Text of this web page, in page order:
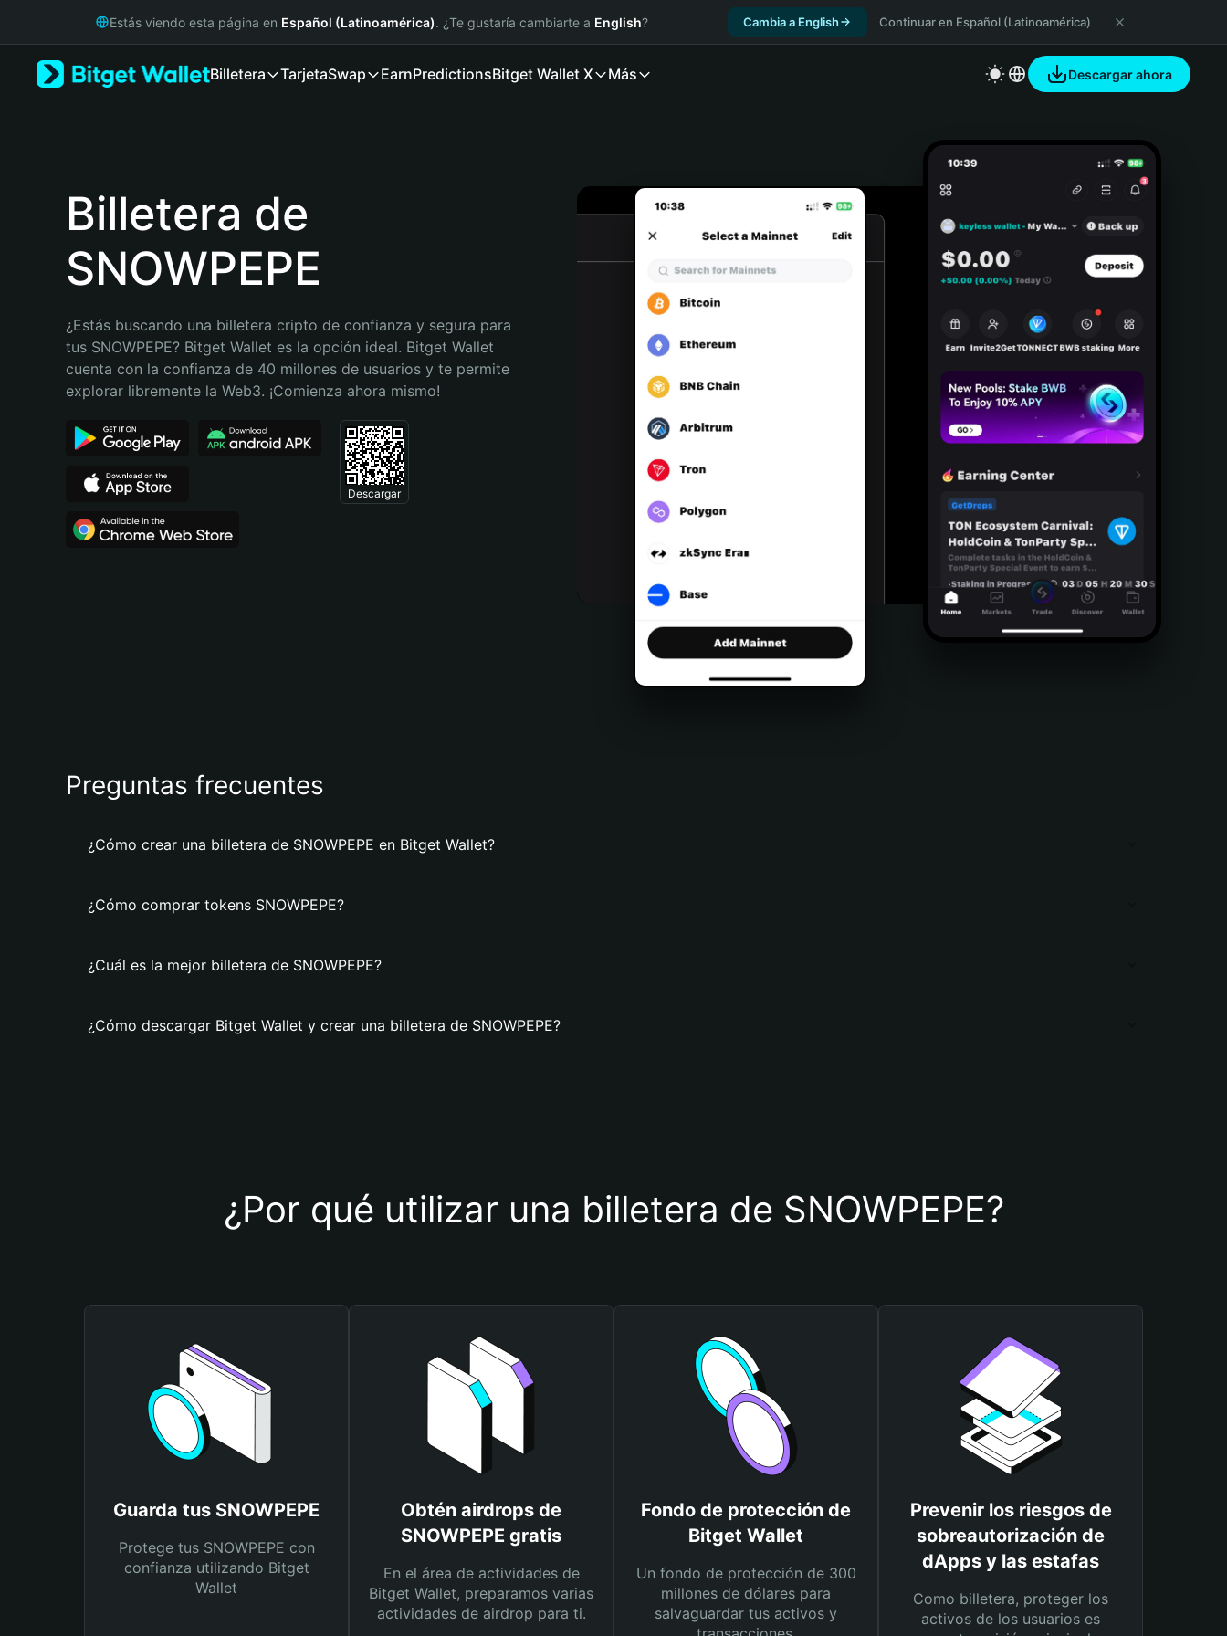
Русский
Português (Portugal)
Bahasa Indonesia
Português (Brasil)
Español (Argentina)
Estás viendo esta página en Español (Latinoamérica). ¿Te gustaría cambiarte a English? Cambia a English Continuar en Español (Latinoamérica)
Billetera TarjetaSwap EarnPredictionsBitget Wallet X Más Descargar ahora
Billetera de
SNOWPEPE
¿Estás buscando una billetera cripto de confianza y segura para
tus SNOWPEPE? Bitget Wallet es la opción ideal. Bitget Wallet
cuenta con la confianza de 40 millones de usuarios y te permite
explorar libremente la Web3. ¡Comienza ahora mismo!
Descargar
Preguntas frecuentes
¿Cómo crear una billetera de SNOWPEPE en Bitget Wallet?
¿Cómo comprar tokens SNOWPEPE?
¿Cuál es la mejor billetera de SNOWPEPE?
¿Cómo descargar Bitget Wallet y crear una billetera de SNOWPEPE?
¿Por qué utilizar una billetera de SNOWPEPE?
Guarda tus SNOWPEPE
Protege tus SNOWPEPE con
confianza utilizando Bitget
Wallet
Obtén airdrops de
SNOWPEPE gratis
En el área de actividades de
Bitget Wallet, preparamos varias
actividades de airdrop para ti.
Fondo de protección de
Bitget Wallet
Un fondo de protección de 300
millones de dólares para
salvaguardar tus activos y
Prevenir los riesgos de
sobreautorización de
dApps y las estafas
Como billetera, proteger los
activos de los usuarios es